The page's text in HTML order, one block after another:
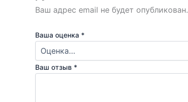
Ваш адрес email не будет опубликован.
Ваша оценка *
Ваш отзыв *